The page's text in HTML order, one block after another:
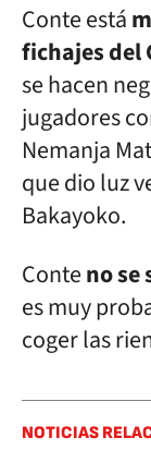
Conte está
fichajes del
se hacen
jugadores
Nemanja
que dio luz
Bakayoko.
Conteno
es muy
coger las
NOTICIAS